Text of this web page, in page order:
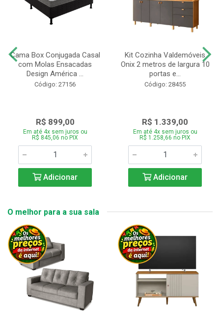
Cama Box Conjugada Casal
com Molas Ensacadas
Design América ...
Código: 27156
R$ 899,00
Em até 4x sem juros ou
R$ 845,06 no PIX
Adicionar
Kit Cozinha Valdemóveis
Onix 2 metros de largura 10
portas e...
Código: 28455
R$ 1.339,00
Em até 4x sem juros ou
R$ 1.258,66 no PIX
Adicionar
O melhor para a sua sala